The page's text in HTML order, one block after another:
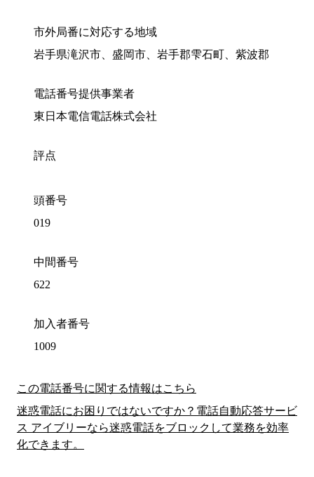
市外局番に対応する地域
岩手県滝沢市、盛岡市、岩手郡雫石町、紫波郡
電話番号提供事業者
東日本電信電話株式会社
評点
頭番号
019
中間番号
622
加入者番号
1009
この電話番号に関する情報はこちら
迷惑電話にお困りではないですか？電話自動応答サービ
ス アイブリーなら迷惑電話をブロックして業務を効率
化できます。